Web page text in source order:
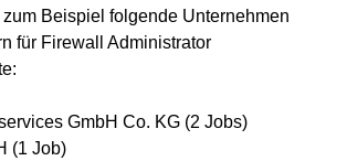
Beispiel folgende Unternehmen
für Firewall Administrator
GmbH Co. KG (2 Jobs)
(1 Job)